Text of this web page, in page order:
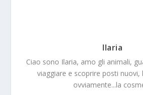
Ilaria
Ciao sono Ilaria, amo gli animali,
viaggiare e scoprire posti
ovviamente...la